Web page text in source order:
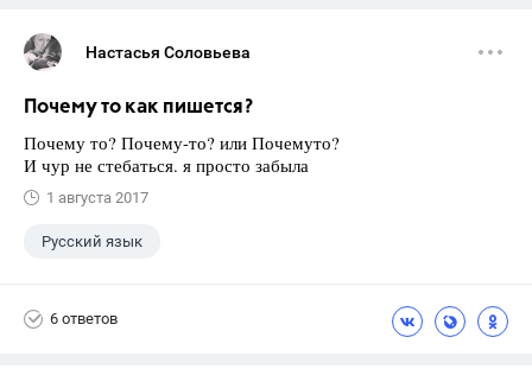
Настасья Соловьева
Почему то как пишется?
Почему то? Почему-то? или Почемуто?
И чур не стебаться. я просто забыла
1 августа 2017
Русский язык
6 ответов